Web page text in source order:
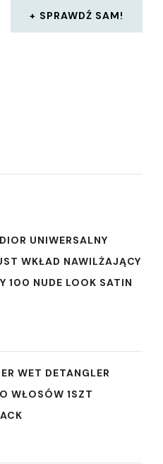
SPRAWDŹ SAM!
UNIWERSALNY
WKŁAD NAWILŻAJĄCY
100 NUDE LOOK SATIN
WET DETANGLER
WŁOSÓW 1SZT